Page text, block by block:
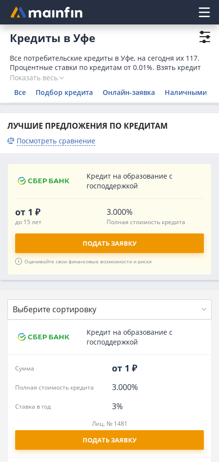
Главное меню
Кредиты в Уфе
Все потребительские кредиты в Уфе, на сегодня их 117.
Процентные ставки по кредитам от 0.01%. Взять кредит
на потребительские нужды в банках Уфы можно прямо на
Показать весь
Все
Подбор кредита Онлайн-заявка Наличными
ЛУЧШИЕ ПРЕДЛОЖЕНИЯ ПО КРЕДИТАМ
Посмотреть сравнение
Кредит на образование с
господдержкой
от 1 ₽
до 15 лет
3.000%
Полная стоимость кредита
ПОДАТЬ ЗАЯВКУ
Оценивайте свои финансовые возможности и риски
Выберите сортировку
Кредит на образование с
господдержкой
от 1 ₽
Сумма
3.000%
Полная стоимость кредита
3%
Ставка в год
Лиц. № 1481
ПОДАТЬ ЗАЯВКУ